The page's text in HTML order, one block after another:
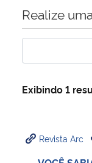
Ministério da Economia
Ministério da
Ministério da Cidadania
Início do conteúdo
Realize
Exibindo 1
Revista Arc